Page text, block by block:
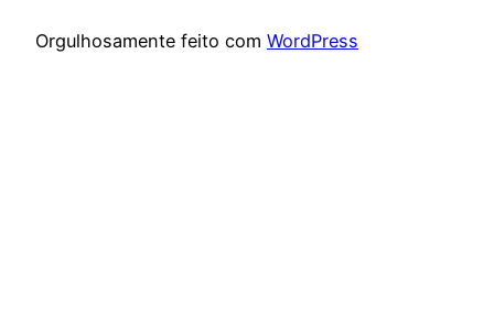
Orgulhosamente feito com WordPress